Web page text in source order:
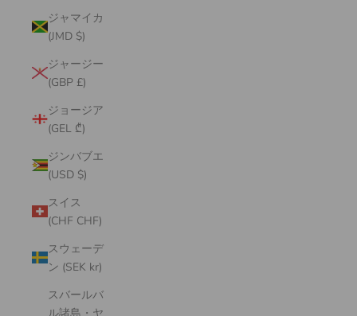
ジャマイカ
(JMD $)
ジャージー
(GBP £)
ジョージア
(GEL ₾)
ジンバブエ
(USD $)
スイス
(CHF CHF)
スウェーデ
ン (SEK kr)
スバールバ